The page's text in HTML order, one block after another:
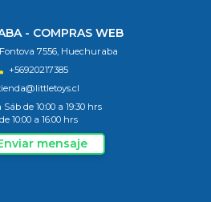
- COMPRAS WEB
7556, Huechuraba
+56920217385
de 10:00 a 19:30 hrs
10:00 a 16:00 hrs
mensaje